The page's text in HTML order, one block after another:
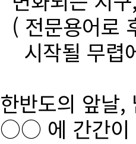
( 전문용어로
시작될 무렵
한반도의 앞날,
○○ 에 간간이